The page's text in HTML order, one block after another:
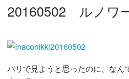
20160502 ルノワー
パリで見ようと思ったのに、なん